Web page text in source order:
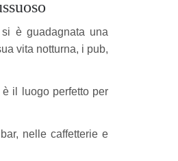
è guadagnata una
vita notturna, i pub,
il luogo perfetto per
nelle caffetterie e